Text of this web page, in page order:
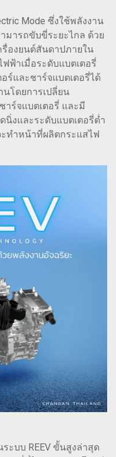
Mode ซึ่งใช้พลังงาน
ามารถขับขี่ระยะไกล ด้วย
รื่องยนต์สันดาปภายใน
ฟ้าเมื่อระดับแบตเตอรี่
ร์และชาร์จแบตเตอรี่ได้
นโดยการเปลี่ยน
าร์จแบตเตอรี่ และมี
นิ่งและระดับแบตเตอรี่ต่ำ
ะทำหน้าที่ผลิตกระแสไฟ
ระบบ REEV ขั้นสูงล่าสุด